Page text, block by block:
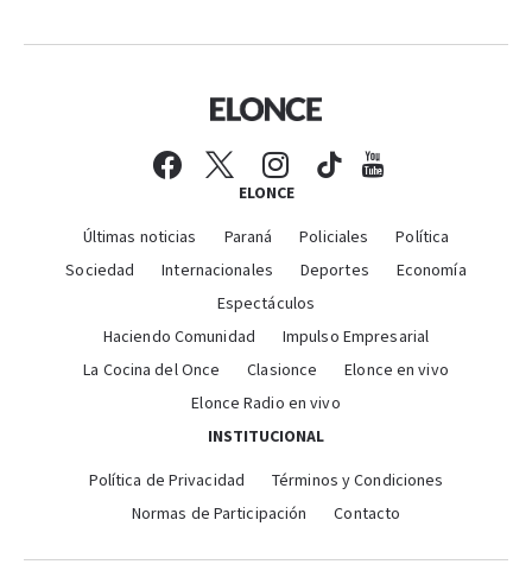
ELONCE
Últimas noticias Paraná Policiales
Política
Sociedad
Internacionales Deportes
Economía
Espectáculos
Haciendo Comunidad
Impulso Empresarial
La Cocina del Once
Clasionce
Elonce en vivo
Elonce Radio en vivo
INSTITUCIONAL
Política de Privacidad
Términos y Condiciones
Normas de Participación
Contacto